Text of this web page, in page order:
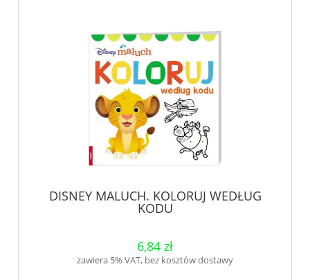
DISNEY MALUCH. KOLORUJ WEDŁUG
KODU
6,84 zł
zawiera 5% VAT, bez kosztów dostawy